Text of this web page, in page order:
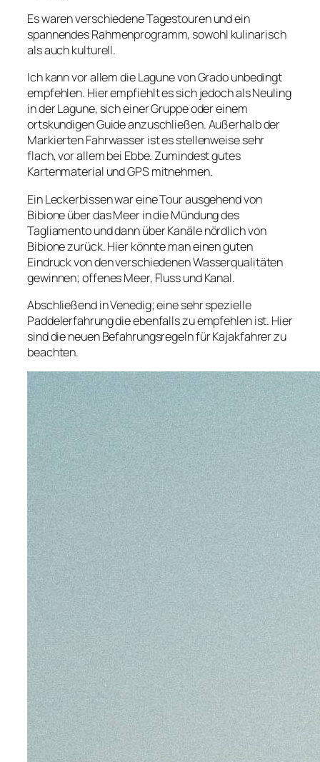
Es waren verschiedene Tagestouren und ein
spannendes Rahmenprogramm, sowohl kulinarisch
als auch kulturell.
Ich kann vor allem die Lagune von Grado unbedingt
empfehlen. Hier empfiehlt es sich jedoch als Neuling
in der Lagune, sich einer Gruppe oder einem
ortskundigen Guide anzuschließen. Außerhalb der
Markierten Fahrwasser ist es stellenweise sehr
flach, vor allem bei Ebbe. Zumindest gutes
Kartenmaterial und GPS mitnehmen.
Ein Leckerbissen war eine Tour ausgehend von
Bibione über das Meer in die Mündung des
Tagliamento und dann über Kanäle nördlich von
Bibione zurück. Hier könnte man einen guten
Eindruck von den verschiedenen Wasserqualitäten
gewinnen; offenes Meer, Fluss und Kanal.
Abschließend in Venedig; eine sehr spezielle
Paddelerfahrung die ebenfalls zu empfehlen ist. Hier
sind die neuen Befahrungsregeln für Kajakfahrer zu
beachten.